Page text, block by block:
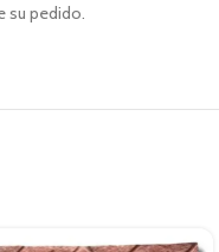
su pedido.